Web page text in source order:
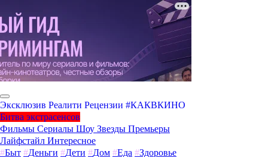
Эксклюзив Реалити Рецензии #КАКВКИНО
Битва экстрасенсов
Фильмы Сериалы Шоу Звезды Премьеры
Лайфстайл Интересное
#Быт #Деньги #Дети #Дом #Еда #Здоровье